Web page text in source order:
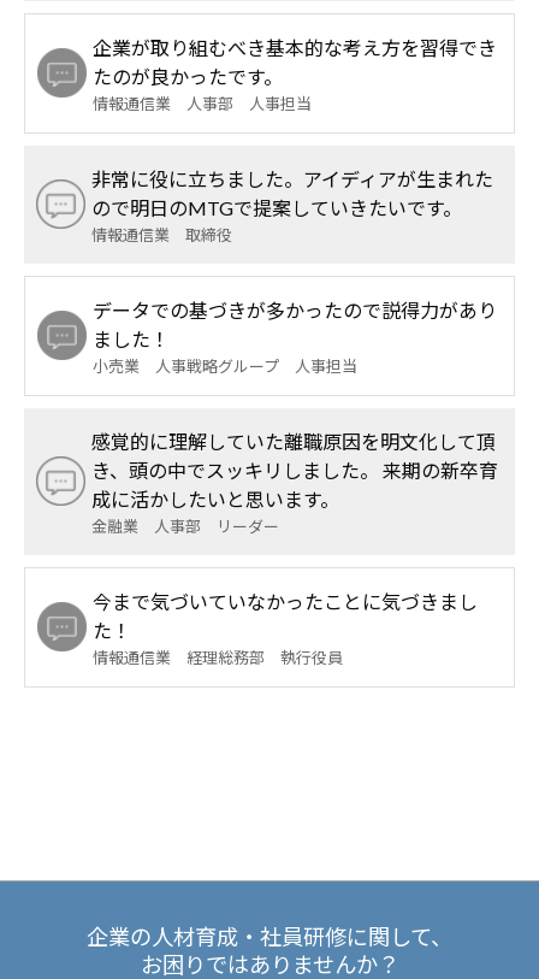
企業が取り組むべき基本的な考え方を習得でき
たのが良かったです。
情報通信業 人事部 人事担当
非常に役に立ちました。アイディアが生まれた
ので明日のMTGで提案していきたいです。
情報通信業 取締役
データでの基づきが多かったので説得力があり
ました！
小売業 人事戦略グループ 人事担当
感覚的に理解していた離職原因を明文化して頂
き、頭の中でスッキリしました。 来期の新卒育
成に活かしたいと思います。
金融業 人事部 リーダー
今まで気づいていなかったことに気づきまし
た！
情報通信業 経理総務部 執行役員
企業の人材育成・社員研修に関して、
お困りではありませんか？